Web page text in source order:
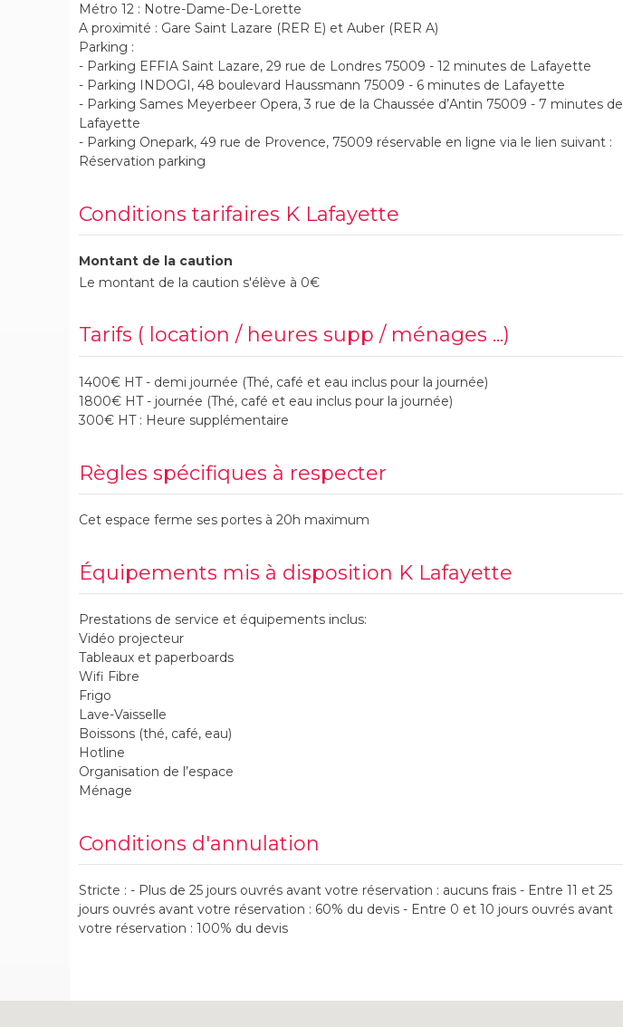
Métro 12 : Notre-Dame-De-Lorette
A proximité : Gare Saint Lazare (RER E) et Auber (RER A)
Parking :
- Parking EFFIA Saint Lazare, 29 rue de Londres 75009 - 12 minutes de Lafayette
- Parking INDOGI, 48 boulevard Haussmann 75009 - 6 minutes de Lafayette
- Parking Sames Meyerbeer Opera, 3 rue de la Chaussée d’Antin 75009 - 7 minutes de
Lafayette
- Parking Onepark, 49 rue de Provence, 75009 réservable en ligne via le lien suivant :
Réservation parking
Conditions tarifaires K Lafayette
Montant de la caution
Le montant de la caution s'élève à 0€
Tarifs ( location / heures supp / ménages ...)
1400€ HT - demi journée (Thé, café et eau inclus pour la journée)
1800€ HT - journée (Thé, café et eau inclus pour la journée)
300€ HT : Heure supplémentaire
Règles spécifiques à respecter
Cet espace ferme ses portes à 20h maximum
Équipements mis à disposition K Lafayette
Prestations de service et équipements inclus:
Vidéo projecteur
Tableaux et paperboards
Wifi Fibre
Frigo
Lave-Vaisselle
Boissons (thé, café, eau)
Hotline
Organisation de l’espace
Ménage
Conditions d'annulation
Stricte : - Plus de 25 jours ouvrés avant votre réservation : aucuns frais - Entre 11 et 25
jours ouvrés avant votre réservation : 60% du devis - Entre 0 et 10 jours ouvrés avant
votre réservation : 100% du devis